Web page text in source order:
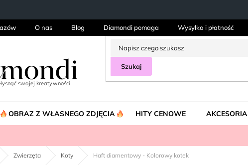
O nas Blog Diamondi pomaga Wysyłka i płatność
Szukaj
OBRAZ Z WŁASNEGO ZDJĘCIA HITY CENOWE AKCESORIA
Zwierzęta Koty Haft diamentowy - Kolorowy kotek